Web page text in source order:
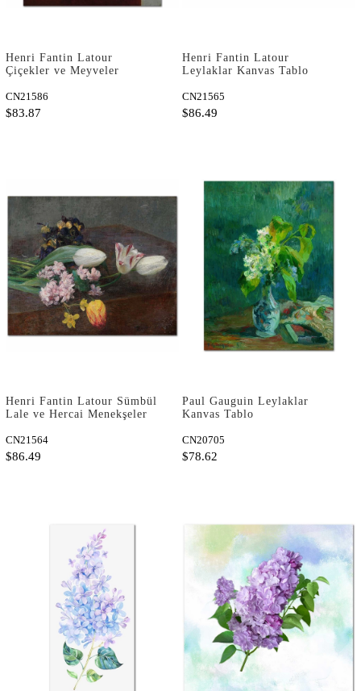
Henri Fantin Latour
Çiçekler ve Meyveler
CN21586
$83.87
Henri Fantin Latour
Leylaklar Kanvas Tablo
CN21565
$86.49
Henri Fantin Latour Sümbül
Lale ve Hercai Menekşeler
CN21564
$86.49
Paul Gauguin Leylaklar
Kanvas Tablo
CN20705
$78.62